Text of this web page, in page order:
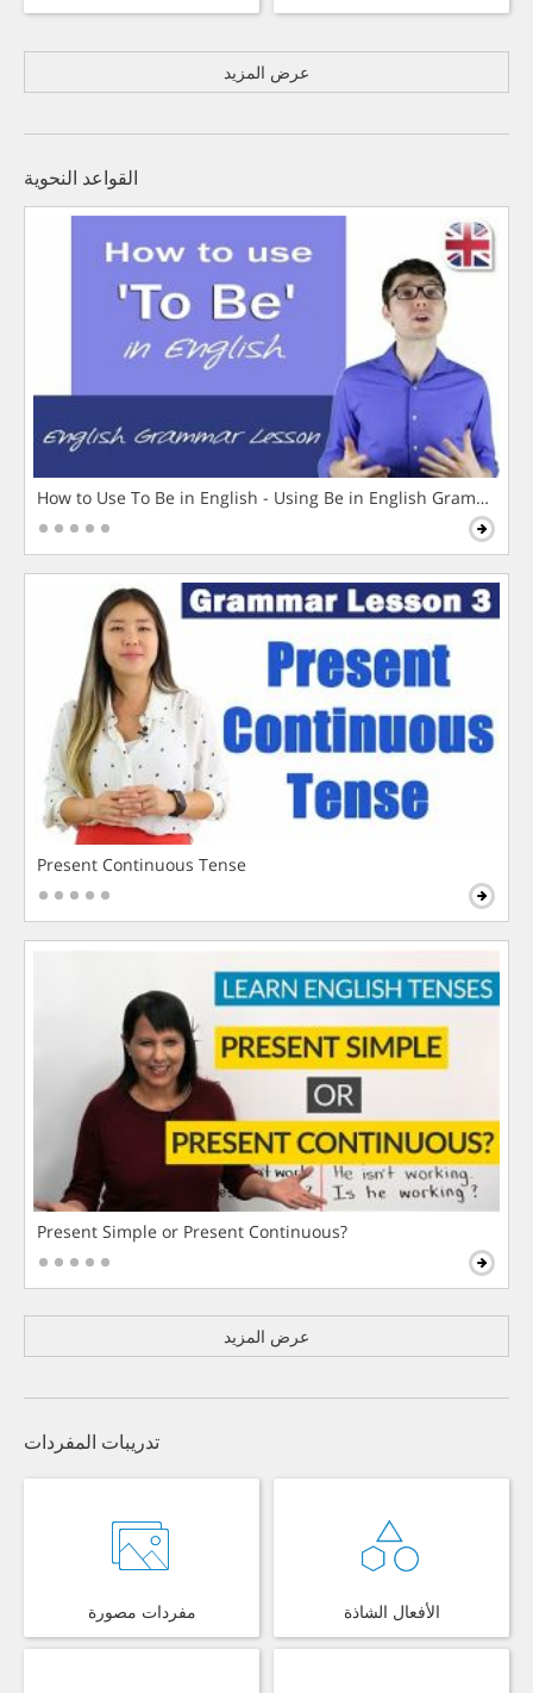
عرض المزيد
القواعد النحوية
How to Use To Be in English - Using Be in English Grammar
Present Continuous Tense
Present Simple or Present Continuous?
عرض المزيد
تدريبات المفردات
مفردات مصورة الأفعال الشاذة